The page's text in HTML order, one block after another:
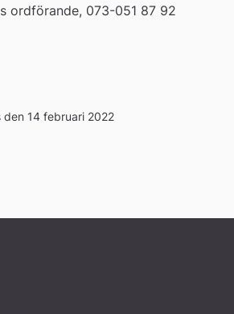
ordförande, 073-051 87 92
14 februari 2022